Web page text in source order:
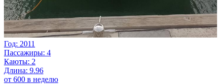
Год: 2011
Пассажиры: 4
Каюты: 2
Длина: 9.96
от 600 в неделю